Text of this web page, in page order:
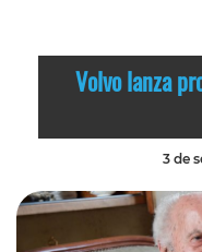
Volvo lanza
3 de